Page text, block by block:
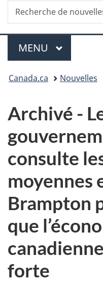
Recherche
Recherche
de
Menu
MENU PRINCIPAL
Vous
ici :
Canada.ca Nouvelles
Archivé -
consulte
moyennes
Brampton
que
forte